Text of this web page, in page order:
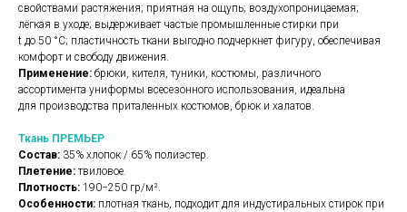
свойствами растяжения; приятная на ощупь; воздухопроницаемая;
лёгкая в уходе; выдерживает частые промышленные стирки при
t до 50 °C; пластичность ткани выгодно подчеркнет фигуру, обеспечивая
комфорт и свободу движения.
Применение: брюки, кителя, туники, костюмы, различного
ассортимента униформы всесезонного использования, идеальна
для производства приталенных костюмов, брюк и халатов.
Ткань ПРЕМЬЕР
Состав: 35% хлопок / 65% полиэстер.
Плетение: твиловое.
Плотность: 190−250 гр/м².
Особенности: плотная ткань, подходит для индустиральных стирок при